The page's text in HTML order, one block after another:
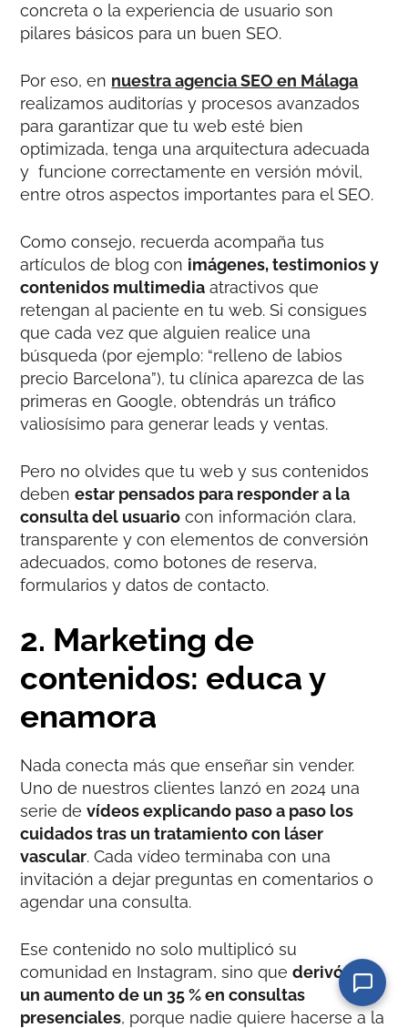
concreta o la experiencia de usuario son
pilares básicos para un buen SEO.
Por eso, en nuestra agencia SEO en Málaga
realizamos auditorías y procesos avanzados
para garantizar que tu web esté bien
optimizada, tenga una arquitectura adecuada
y funcione correctamente en versión móvil,
entre otros aspectos importantes para el SEO.
Como consejo, recuerda acompaña tus
artículos de blog con imágenes, testimonios y
contenidos multimedia atractivos que
retengan al paciente en tu web. Si consigues
que cada vez que alguien realice una
búsqueda (por ejemplo: “relleno de labios
precio Barcelona”), tu clínica aparezca de las
primeras en Google, obtendrás un tráfico
valiosísimo para generar leads y ventas.
Pero no olvides que tu web y sus contenidos
debenestar pensados para responder a la
consulta del usuario con información clara,
transparente y con elementos de conversión
adecuados, como botones de reserva,
formularios y datos de contacto.
2. Marketing de
contenidos: educa y
enamora
Nada conecta más que enseñar sin vender.
Uno de nuestros clientes lanzó en 2024 una
serie devídeos explicando paso a paso los
cuidados tras un tratamiento con láser
vascular. Cada vídeo terminaba con una
invitación a dejar preguntas en comentarios o
agendar una consulta.
Ese contenido no solo multiplicó su
comunidad en Instagram, sino quederivó en
un aumento de un 35 % en consultas
presenciales, porque nadie quiere hacerse a la